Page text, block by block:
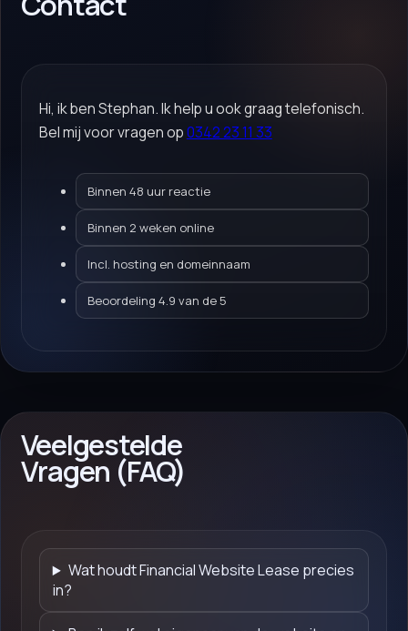
Hi, ik ben Stephan. Ik help u ook graag telefonisch.
Bel mij voor vragen op0342 23 11 33
Binnen 48 uur reactie
Binnen 2 weken online
Incl. hosting en domeinnaam
Beoordeling 4.9 van de 5
Veelgestelde
Vragen (FAQ)
Wat houdt Financial Website Lease precies
in?